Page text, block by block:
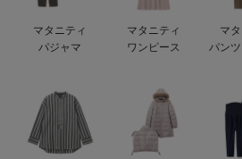
保育園・入園準備特集
ファルスカ
デロンギ
マタニティ
パジャマ
マタニティ
ワンピース
マ
パン